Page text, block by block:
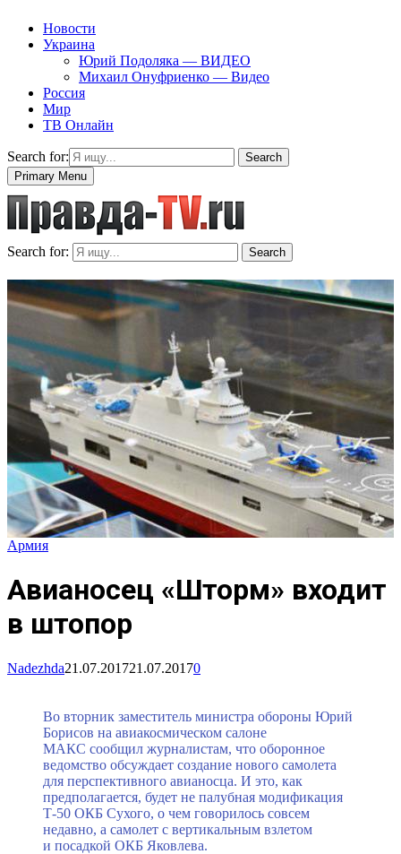
Новости
Украина
Юрий Подоляка — ВИДЕО
Михаил Онуфриенко — Видео
Россия
Мир
ТВ Онлайн
Search for:
Search
Primary Menu
Search for: Search
Армия
Авианосец «Шторм» входит
в штопор
Nadezhda21.07.201721.07.20170
Во вторник заместитель министра обороны Юрий
Борисов на авиакосмическом салоне
МАКС сообщил журналистам, что оборонное
ведомство обсуждает создание нового самолета
для перспективного авианосца. И это, как
предполагается, будет не палубная модификация
Т-50 ОКБ Сухого, о чем говорилось совсем
недавно, а самолет с вертикальным взлетом
и посадкой ОКБ Яковлева.